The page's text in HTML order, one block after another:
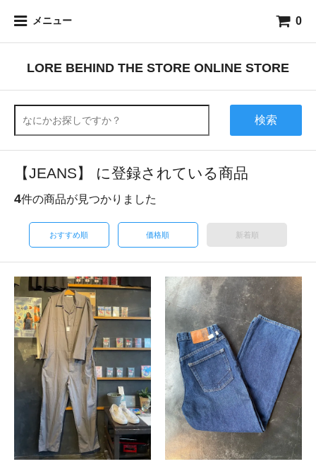
メニュー 0
LORE BEHIND THE STORE ONLINE STORE
検索
【JEANS】 に登録されている商品
4件の商品が見つかりました
おすすめ順 価格順 新着順